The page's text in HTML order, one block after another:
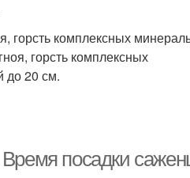
горсть комплексных
горсть комплексных
до 20 см.
посадки